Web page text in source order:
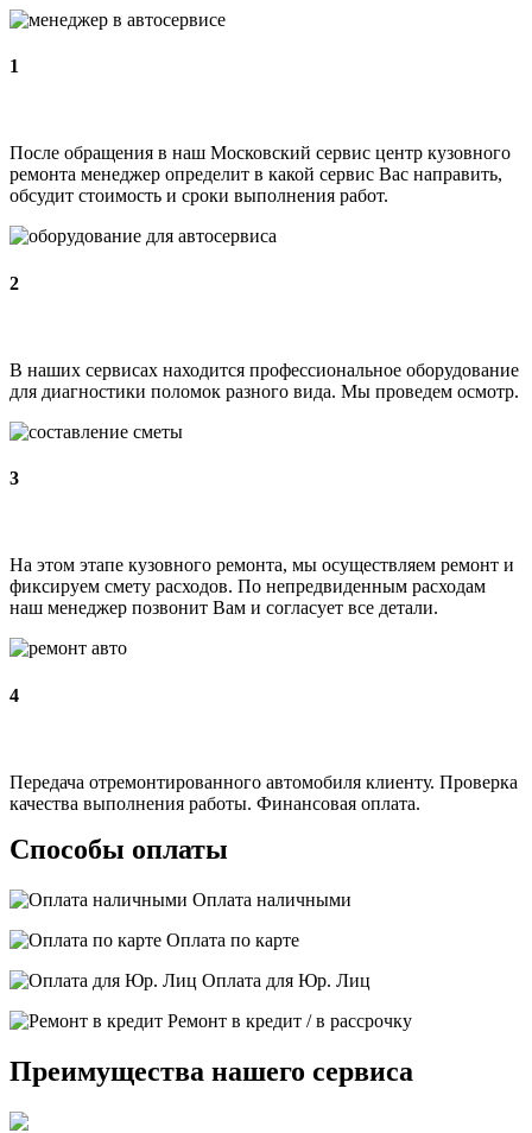
1
После обращения в наш Московский сервис центр кузовного
ремонта менеджер определит в какой сервис Вас направить,
обсудит стоимость и сроки выполнения работ.
2
В наших сервисах находится профессиональное оборудование
для диагностики поломок разного вида. Мы проведем осмотр.
3
На этом этапе кузовного ремонта, мы осуществляем ремонт и
фиксируем смету расходов. По непредвиденным расходам
наш менеджер позвонит Вам и согласует все детали.
4
Передача отремонтированного автомобиля клиенту. Проверка
качества выполнения работы. Финансовая оплата.
Способы оплаты
Оплата наличными
Оплата по карте
Оплата для Юр. Лиц
Ремонт в кредит / в рассрочку
Преимущества нашего сервиса